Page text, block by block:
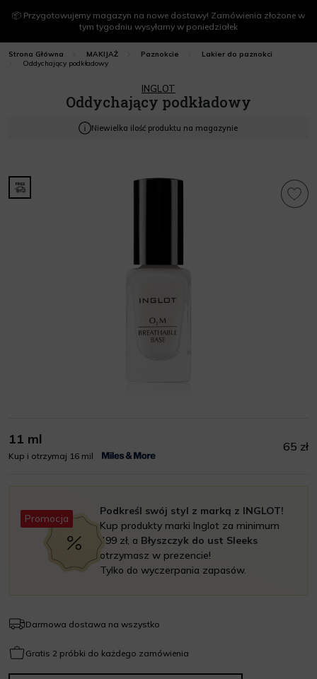
📦 Przygotowujemy magazyn na nowe dostawy! Zamówienia złożone w
tym tygodniu wysyłamy w poniedziałek
Strona Główna MAKIJAŻ Paznokcie
Lakier do paznokci
Oddychający podkładowy
INGLOT
Oddychający podkładowy
Niewielka ilość produktu na magazynie
11 ml
Kup i otrzymaj 16 mil
65 zł
Promocja
Podkreśl swój styl z marką z INGLOT!
Kup produkty marki Inglot za minimum
199 zł, a Błyszczyk do ust Sleeks
otrzymasz w prezencie!
Tylko do wyczerpania zapasów.
Darmowa dostawa na wszystko
Gratis 2 próbki do każdego zamówienia